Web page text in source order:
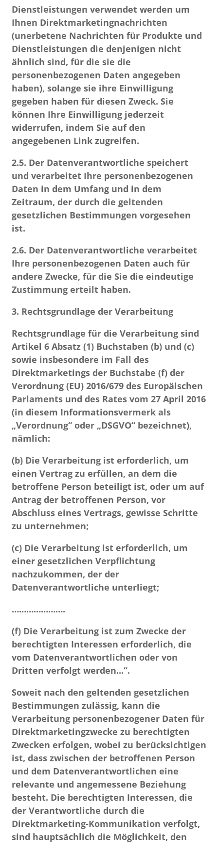
Dienstleistungen verwendet werden um
Ihnen Direktmarketingnachrichten
(unerbetene Nachrichten für Produkte und
Dienstleistungen die denjenigen nicht
ähnlich sind, für die sie die
personenbezogenen Daten angegeben
haben), solange sie ihre Einwilligung
gegeben haben für diesen Zweck. Sie
können Ihre Einwilligung jederzeit
widerrufen, indem Sie auf den
angegebenen Link zugreifen.
2.5. Der Datenverantwortliche speichert
und verarbeitet Ihre personenbezogenen
Daten in dem Umfang und in dem
Zeitraum, der durch die geltenden
gesetzlichen Bestimmungen vorgesehen
ist.
2.6. Der Datenverantwortliche verarbeitet
Ihre personenbezogenen Daten auch für
andere Zwecke, für die Sie die eindeutige
Zustimmung erteilt haben.
3. Rechtsgrundlage der Verarbeitung
Rechtsgrundlage für die Verarbeitung sind
Artikel 6 Absatz (1) Buchstaben (b) und (c)
sowie insbesondere im Fall des
Direktmarketings der Buchstabe (f) der
Verordnung (EU) 2016/679 des Europäischen
Parlaments und des Rates vom 27 April 2016
(in diesem Informationsvermerk als
„Verordnung“ oder „DSGVO“ bezeichnet),
nämlich:
(b) Die Verarbeitung ist erforderlich, um
einen Vertrag zu erfüllen, an dem die
betroffene Person beteiligt ist, oder um auf
Antrag der betroffenen Person, vor
Abschluss eines Vertrags, gewisse Schritte
zu unternehmen;
(c) Die Verarbeitung ist erforderlich, um
einer gesetzlichen Verpflichtung
nachzukommen, der der
Datenverantwortliche unterliegt;
………………….
(f) Die Verarbeitung ist zum Zwecke der
berechtigten Interessen erforderlich, die
vom Datenverantwortlichen oder von
Dritten verfolgt werden...”.
Soweit nach den geltenden gesetzlichen
Bestimmungen zulässig, kann die
Verarbeitung personenbezogener Daten für
Direktmarketingzwecke zu berechtigten
Zwecken erfolgen, wobei zu berücksichtigen
ist, dass zwischen der betroffenen Person
und dem Datenverantwortlichen eine
relevante und angemessene Beziehung
besteht. Die berechtigten Interessen, die
der Verantwortliche durch die
Direktmarketing-Kommunikation verfolgt,
sind hauptsächlich die Möglichkeit, den